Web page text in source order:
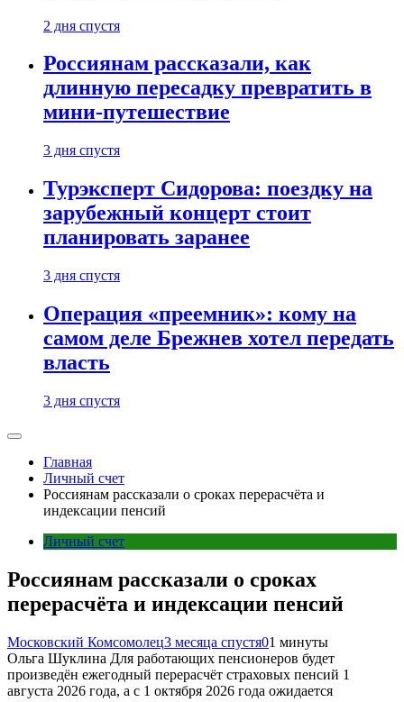
2 дня спустя
Россиянам рассказали, как
длинную пересадку превратить в
мини-путешествие
3 дня спустя
Турэксперт Сидорова: поездку на
зарубежный концерт стоит
планировать заранее
3 дня спустя
Операция «преемник»: кому на
самом деле Брежнев хотел передать
власть
3 дня спустя
Главная
Личный счет
Россиянам рассказали о сроках перерасчёта и
индексации пенсий
Личный счет
Россиянам рассказали о сроках
перерасчёта и индексации пенсий
Московский Комсомолец3 месяца спустя01 минуты
Ольга Шуклина Для работающих пенсионеров будет
произведён ежегодный перерасчёт страховых пенсий 1
августа 2026 года, а с 1 октября 2026 года ожидается